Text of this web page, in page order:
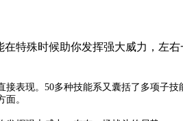
特殊时候助你发挥强大威力，左右
现。50多种技能系又囊括了多项子技
。